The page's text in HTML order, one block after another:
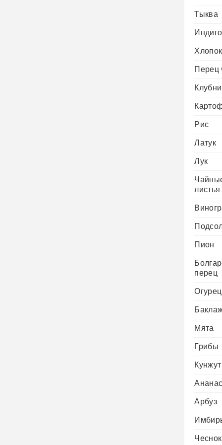
Тыква
Индиго
Хлопок
Перец
Рис
Латук
Лук
листья
Пион
перец
Огурец
Мята
Грибы
Кунжут
Арбуз
Чеснок